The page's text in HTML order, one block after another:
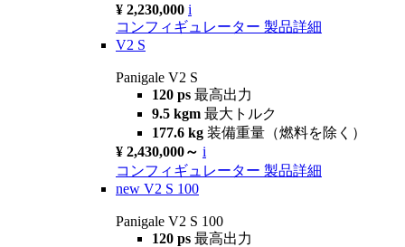
¥ 2,230,000 i
コンフィギュレーター 製品詳細
V2 S
Panigale V2 S
120 ps 最高出力
9.5 kgm 最大トルク
177.6 kg 装備重量（燃料を除く）
¥ 2,430,000～ i
コンフィギュレーター 製品詳細
new V2 S 100
Panigale V2 S 100
120 ps 最高出力